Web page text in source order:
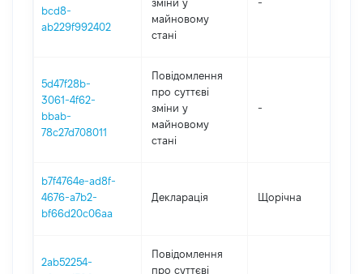
bcd8-
ab229f992402
зміни y
майновому
стані
-
5d47f28b-
3061-4f62-
bbab-
78c27d708011
Повідомлення
про суттєві
зміни y
майновому
стані
-
b7f4764e-ad8f-
4676-a7b2-
bf66d20c06aa
Декларація Щорічна
2ab52254-
Повідомлення
про суттєві